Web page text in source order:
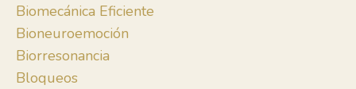
Biomecánica Eficiente
Bioneuroemoción
Biorresonancia
Bloqueos